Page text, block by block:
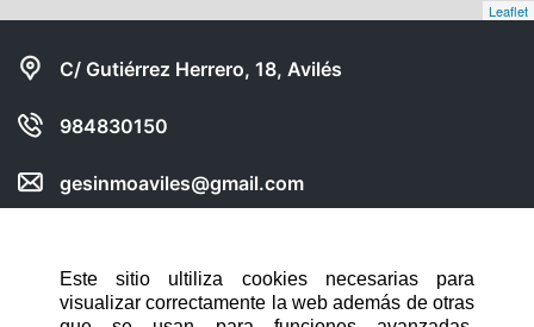
Este sitio ultiliza cookies necesarias para
visualizar correctamente la web además de otras
Leaflet
C/ Gutiérrez Herrero, 18, Avilés
984830150
gesinmoaviles@gmail.com
NAVEGACIÓN RÁPIDA